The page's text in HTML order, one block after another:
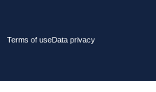
Terms of useData privacy